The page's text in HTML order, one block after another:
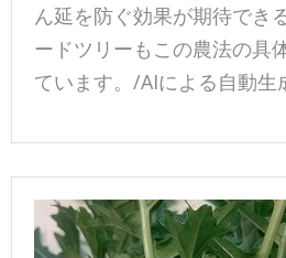
ん延を防ぐ効果が期待でき
ードツリーもこの農法の具
ています。/AIによる自動生